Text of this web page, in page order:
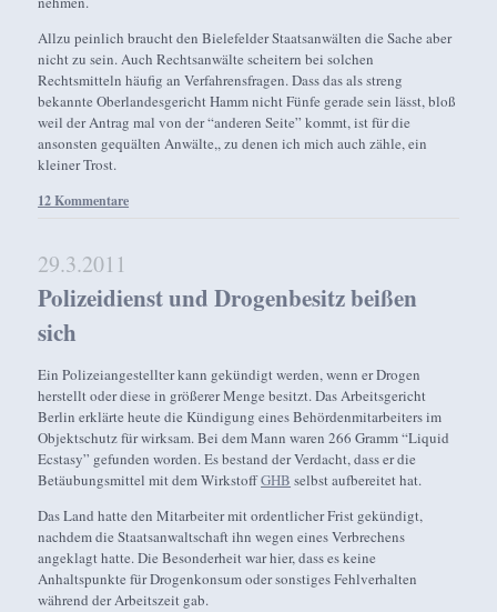
Allzu peinlich braucht den Bielefelder Staatsanwälten die Sache aber
nicht zu sein. Auch Rechtsanwälte scheitern bei solchen
Rechtsmitteln häufig an Verfahrensfragen. Dass das als streng
bekannte Oberlandesgericht Hamm nicht Fünfe gerade sein lässt, bloß
weil der Antrag mal von der “anderen Seite” kommt, ist für die
ansonsten gequälten Anwälte,, zu denen ich mich auch zähle, ein
kleiner Trost.
12 Kommentare
29.3.2011
Polizeidienst und Drogenbesitz beißen
sich
Ein Polizeiangestellter kann gekündigt werden, wenn er Drogen
herstellt oder diese in größerer Menge besitzt. Das Arbeitsgericht
Berlin erklärte heute die Kündigung eines Behördenmitarbeiters im
Objektschutz für wirksam. Bei dem Mann waren 266 Gramm “Liquid
Ecstasy” gefunden worden. Es bestand der Verdacht, dass er die
Betäubungsmittel mit dem WirkstoffGHB selbst aufbereitet hat.
Das Land hatte den Mitarbeiter mit ordentlicher Frist gekündigt,
nachdem die Staatsanwaltschaft ihn wegen eines Verbrechens
angeklagt hatte. Die Besonderheit war hier, dass es keine
Anhaltspunkte für Drogenkonsum oder sonstiges Fehlverhalten
während der Arbeitszeit gab.